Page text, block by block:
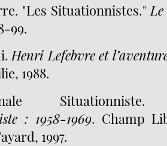
"Les Situationnistes."
99.
Henri Lefebvre et
1988.
: 1958-1969. Champ
1997.